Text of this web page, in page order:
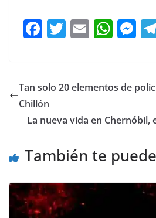
F
e
b
o
k
T
er
E
l
W
s
p
M
e
g
Tan solo 20 elementos de
Chillón
La nueva vida en Chernóbil,
También te